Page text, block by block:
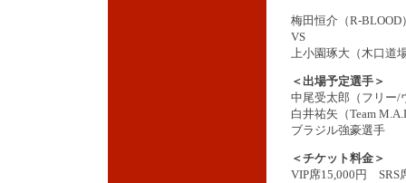
梅田恒介（R-BLOOD
VS
上小園琢大（木口道
＜出場予定選手＞
中尾受太郎（フリー/
白井祐矢（Team
ブラジル強豪選手
＜チケット料金＞
VIP席15,000円 SRS